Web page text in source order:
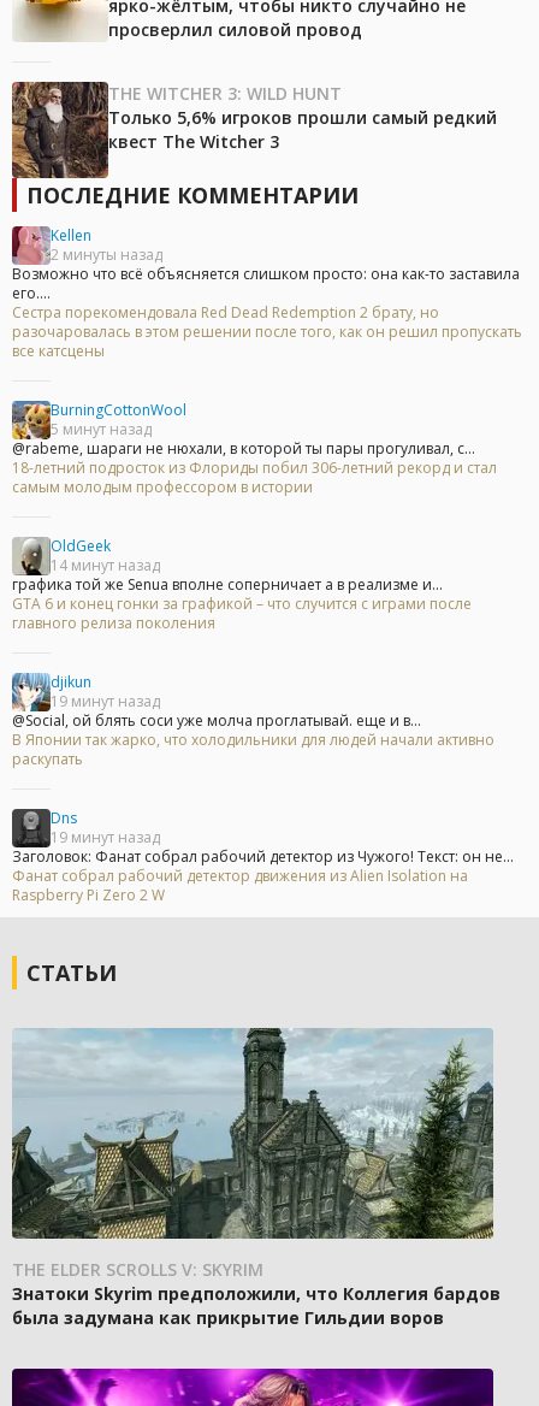
ярко-жёлтым, чтобы никто случайно не
просверлил силовой провод
THE WITCHER 3: WILD HUNT
Только 5,6% игроков прошли самый редкий
квест The Witcher 3
ПОСЛЕДНИЕ КОММЕНТАРИИ
Kellen
2 минуты назад
Возможно что всё объясняется слишком просто: она как-то заставила
его....
Сестра порекомендовала Red Dead Redemption 2 брату, но
разочаровалась в этом решении после того, как он решил пропускать
все катсцены
BurningCottonWool
5 минут назад
@rabeme, шараги не нюхали, в которой ты пары прогуливал, с...
18-летний подросток из Флориды побил 306-летний рекорд и стал
самым молодым профессором в истории
OldGeek
14 минут назад
графика той же Senua вполне соперничает а в реализме и...
GTA 6 и конец гонки за графикой – что случится с играми после
главного релиза поколения
djikun
19 минут назад
@Social, ой блять соси уже молча проглатывай. еще и в...
В Японии так жарко, что холодильники для людей начали активно
раскупать
Dns
19 минут назад
Заголовок: Фанат собрал рабочий детектор из Чужого! Текст: он не...
Фанат собрал рабочий детектор движения из Alien Isolation на
Raspberry Pi Zero 2 W
СТАТЬИ
THE ELDER SCROLLS V: SKYRIM
Знатоки Skyrim предположили, что Коллегия бардов
была задумана как прикрытие Гильдии воров